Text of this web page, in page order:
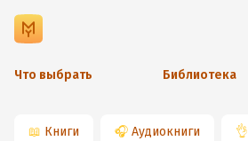
Что выбрать Библиотека
📖 Книги 🎧 Аудиокниги 👌